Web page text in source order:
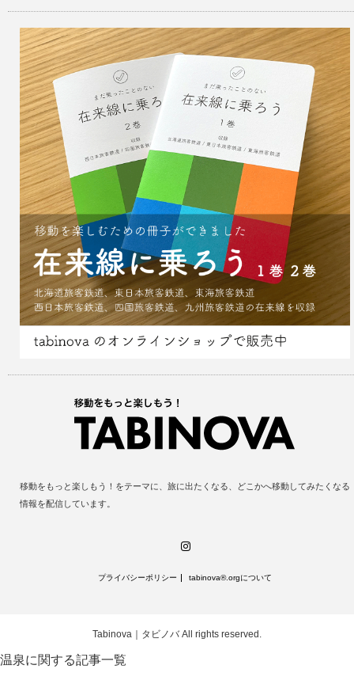
移動をもっと楽しもう！をテーマに、旅に出たくなる、どこかへ移動してみたくなる
情報を配信しています。
プライバシーポリシー tabinova®️.orgについて
Tabinova｜タビノバAll rights reserved.
温泉に関する記事一覧